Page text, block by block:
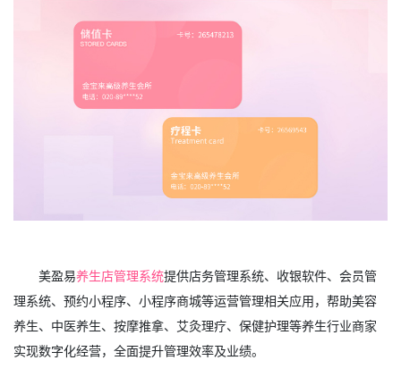
美盈易养生店管理系统提供店务管理系统、收银软件、会员管
理系统、预约小程序、小程序商城等运营管理相关应用，帮助美容
养生、中医养生、按摩推拿、艾灸理疗、保健护理等养生行业商家
实现数字化经营，全面提升管理效率及业绩。